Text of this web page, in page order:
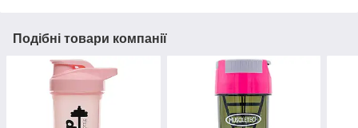
Подібні товари компанії